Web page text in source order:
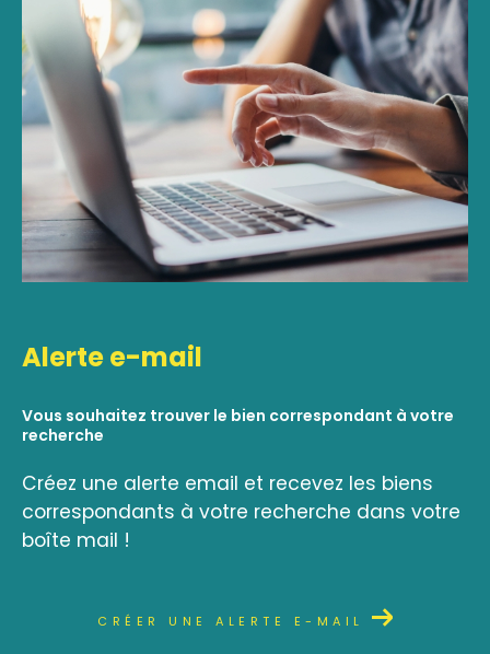
Alerte e-mail
Vous souhaitez trouver le bien correspondant à votre
recherche
Créez une alerte email et recevez les biens
correspondants à votre recherche dans votre
boîte mail !
CRÉER UNE ALERTE E-MAIL